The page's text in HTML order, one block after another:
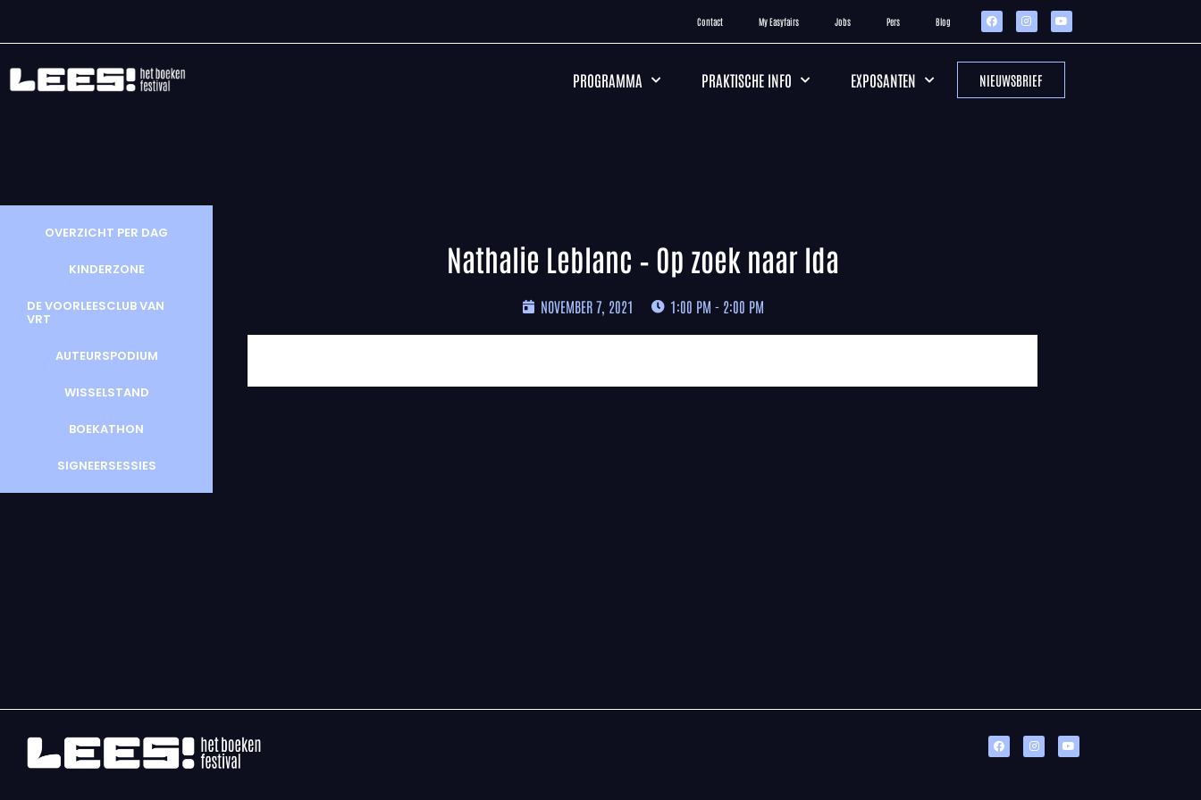
Contact My Easyfairs Jobs Pers Blog
PROGRAMMA PRAKTISCHE INFO EXPOSANTEN NIEUWSBRIEF
OVERZICHT PER DAG
KINDERZONE
DE VOORLEESCLUB VAN
VRT
AUTEURSPODIUM
WISSELSTAND
BOEKATHON
SIGNEERSESSIES
Nathalie Leblanc – Op zoek naar Ida
NOVEMBER 7, 2021 1:00 PM - 2:00 PM